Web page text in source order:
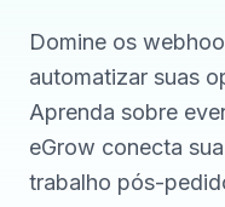
Domine os
automatizar suas
Aprenda sobre
eGrow conecta
trabalho pós-